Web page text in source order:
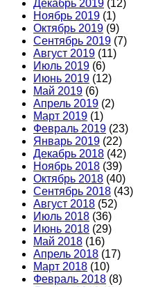
Декабрь 2019 (12)
Ноябрь 2019 (1)
Октябрь 2019 (9)
Сентябрь 2019 (7)
Август 2019 (11)
Июль 2019 (6)
Июнь 2019 (12)
Май 2019 (6)
Апрель 2019 (2)
Март 2019 (1)
Февраль 2019 (23)
Январь 2019 (22)
Декабрь 2018 (42)
Ноябрь 2018 (39)
Октябрь 2018 (40)
Сентябрь 2018 (43)
Август 2018 (52)
Июль 2018 (36)
Июнь 2018 (29)
Май 2018 (16)
Апрель 2018 (17)
Март 2018 (10)
Февраль 2018 (8)